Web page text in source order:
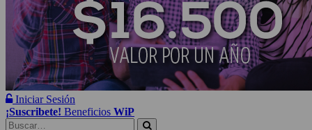
Iniciar Sesión
¡Suscribete! Beneficios WiP
Buscar: